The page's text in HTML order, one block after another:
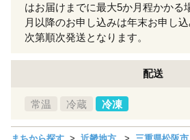
はお届けまでに最大5か月程かかる
月以降のお申し込みは年末お申し
次第順次発送となります。
配送
常温 冷蔵 冷凍